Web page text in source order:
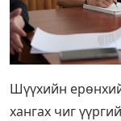
Шүүхийн
хангах чиг